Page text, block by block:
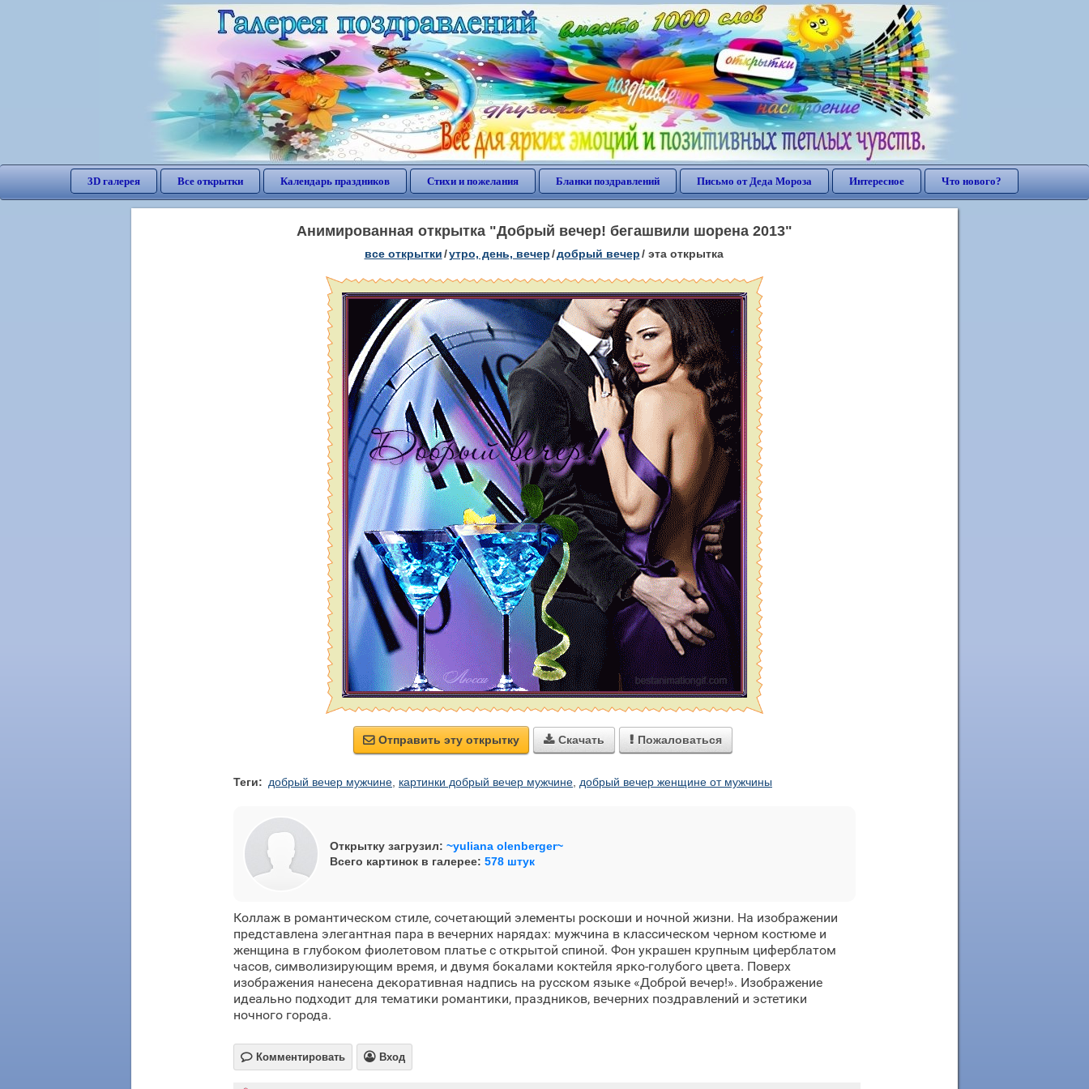
3D галерея Все открытки Календарь праздников Стихи и пожелания Бланки поздравлений Письмо от Деда Мороза Интересное Что нового?
Анимированная открытка "Добрый вечер! бегашвили шорена 2013"
все открытки/утро, день, вечер/добрый вечер/ эта открытка
 Отправить эту открытку  Скачать  Пожаловаться
Теги: добрый вечер мужчине картинки добрый вечер мужчине добрый вечер женщине от мужчины
Открытку загрузил: ~yuliana olenberger~
Всего картинок в галерее: 578 штук
Коллаж в романтическом стиле, сочетающий элементы роскоши и ночной жизни. На изображении
представлена элегантная пара в вечерних нарядах: мужчина в классическом черном костюме и
женщина в глубоком фиолетовом платье с открытой спиной. Фон украшен крупным циферблатом
часов, символизирующим время, и двумя бокалами коктейля ярко-голубого цвета. Поверх
изображения нанесена декоративная надпись на русском языке «Доброй вечер!». Изображение
идеально подходит для тематики романтики, праздников, вечерних поздравлений и эстетики
ночного города.
 Комментировать  Вход